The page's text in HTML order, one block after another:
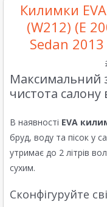
Килимки
(W212) (E
Sedan
Максимальний
чистота
В наявності EVA
бруд, воду та пісок у
утримає до 2 літрів
сухим.
Сконфігуруйте